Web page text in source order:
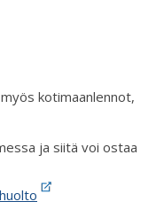
kotimaanlennot,
ja siitä voi ostaa